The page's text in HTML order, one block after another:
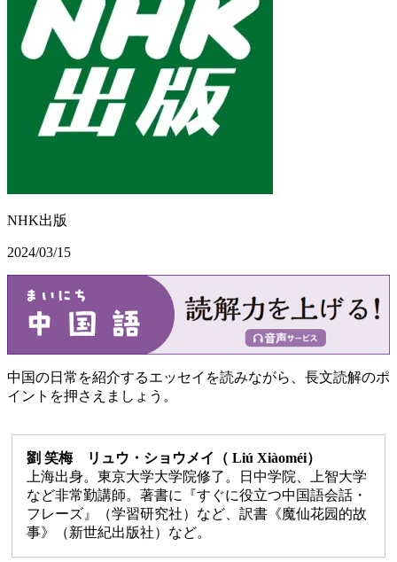
NHK出版
2024/03/15
中国の日常を紹介するエッセイを読みながら、長文読解のポ
イントを押さえましょう。
劉 笑梅 リュウ・ショウメイ（ Liú Xiàoméi）
上海出身。東京大学大学院修了。日中学院、上智大学
など非常勤講師。著書に『すぐに役立つ中国語会話・
フレーズ』（学習研究社）など、訳書《魔仙花园的故
事》（新世紀出版社）など。